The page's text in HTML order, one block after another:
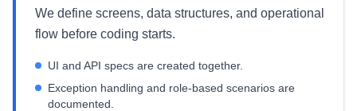
We define screens, data structures, and operational
flow before coding starts.
UI and API specs are created together.
Exception handling and role-based scenarios are
documented.